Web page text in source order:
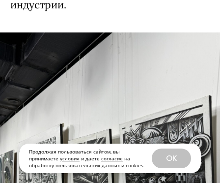
Продолжая пользоваться сайтом, вы
принимаете условия и даете согласие на
обработку пользовательских данных и cookies
OK
Выставка «Эхо ремесла» в пространстве «Арт